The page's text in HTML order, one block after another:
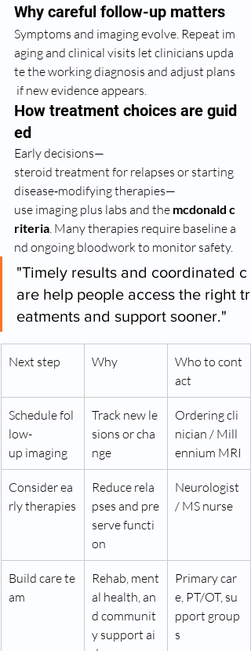
Why careful follow-up matters
Symptoms and imaging evolve. Repeat im
aging and clinical visits let clinicians upda
te the working diagnosis and adjust plans
if new evidence appears.
How treatment choices are guid
ed
Early decisions—
steroid treatment for relapses or starting
disease‑modifying therapies—
use imaging plus labs and the mcdonald c
riteria . Many therapies require baseline a
nd ongoing bloodwork to monitor safety.
"Timely results and coordinated c
are help people access the right tr
eatments and support sooner."
Next step Why
Who to cont
act
Schedule fol
low-
up imaging
Track new le
sions or cha
nge
Ordering cli
nician / Mill
ennium MRI
Consider ea
rly therapies
Reduce rela
pses and pre
serve functi
on
Neurologist
/ MS nurse
Build care te
am
Rehab, ment
al health, an
d communit
y support ai
Primary car
e, PT/OT, su
pport group
s